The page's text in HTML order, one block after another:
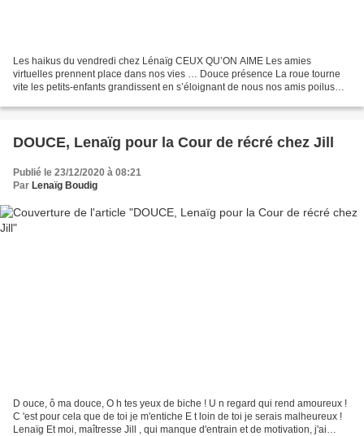
Les haikus du vendredi chez Lénaïg CEUX QU’ON AIME Les amies
virtuelles prennent place dans nos vies … Douce présence La roue tourne
vite les petits-enfants grandissent en s’éloignant de nous nos amis poilus
DOUCE, Lenaïg pour la Cour de récré chez Jill
Publié le 23/12/2020 à 08:21
Par Lenaïg Boudig
D ouce, ô ma douce, O h tes yeux de biche ! U n regard qui rend amoureux !
C 'est pour cela que de toi je m'entiche E t loin de toi je serais malheureux !
Lenaïg Et moi, maîtresse Jill , qui manque d'entrain et de motivation, j'ai